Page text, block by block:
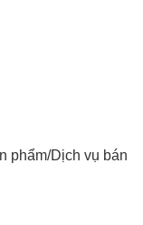
phẩm/Dịch vụ bán